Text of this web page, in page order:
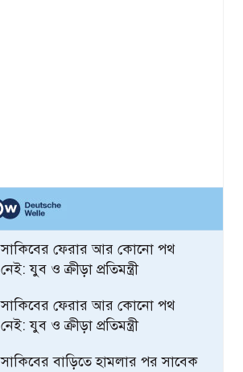
সাকিবের ফেরার আর কোনো পথ
নেই: যুব ও ক্রীড়া প্রতিমন্ত্রী
সাকিবের ফেরার আর কোনো পথ
নেই: যুব ও ক্রীড়া প্রতিমন্ত্রী
সাকিবের বাড়িতে হামলার পর সাবেক